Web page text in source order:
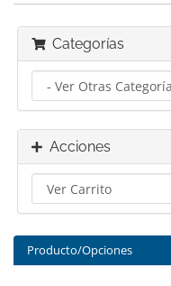
Categorías
Acciones
Producto/Opciones